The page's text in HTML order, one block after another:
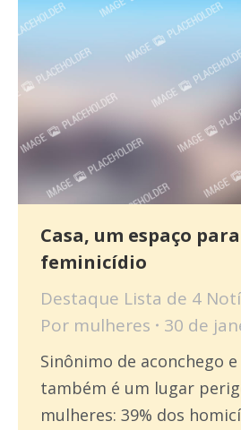
Casa, um espaço
feminicídio
Destaque Lista de 4
Por mulheres 30 de
Sinônimo de aconchego
também é um lugar
mulheres: 39% dos